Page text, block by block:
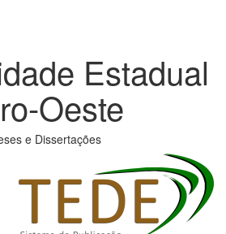
Estadual
Oeste
e Dissertações